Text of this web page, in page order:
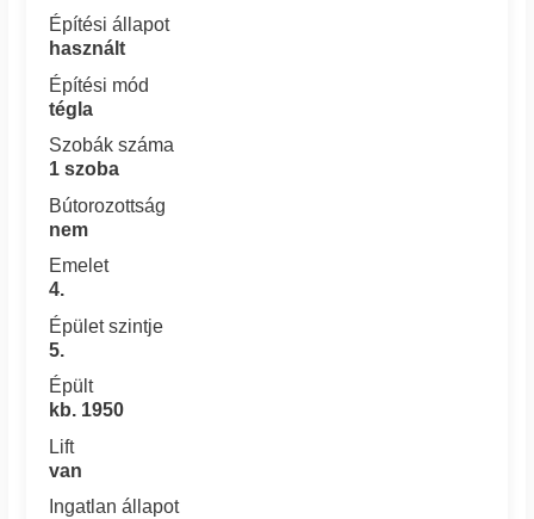
Építési állapot
használt
Építési mód
tégla
Szobák száma
1 szoba
Bútorozottság
nem
Emelet
4.
Épület szintje
5.
Épült
kb. 1950
Lift
van
Ingatlan állapot